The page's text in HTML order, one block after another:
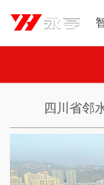
四川省邻